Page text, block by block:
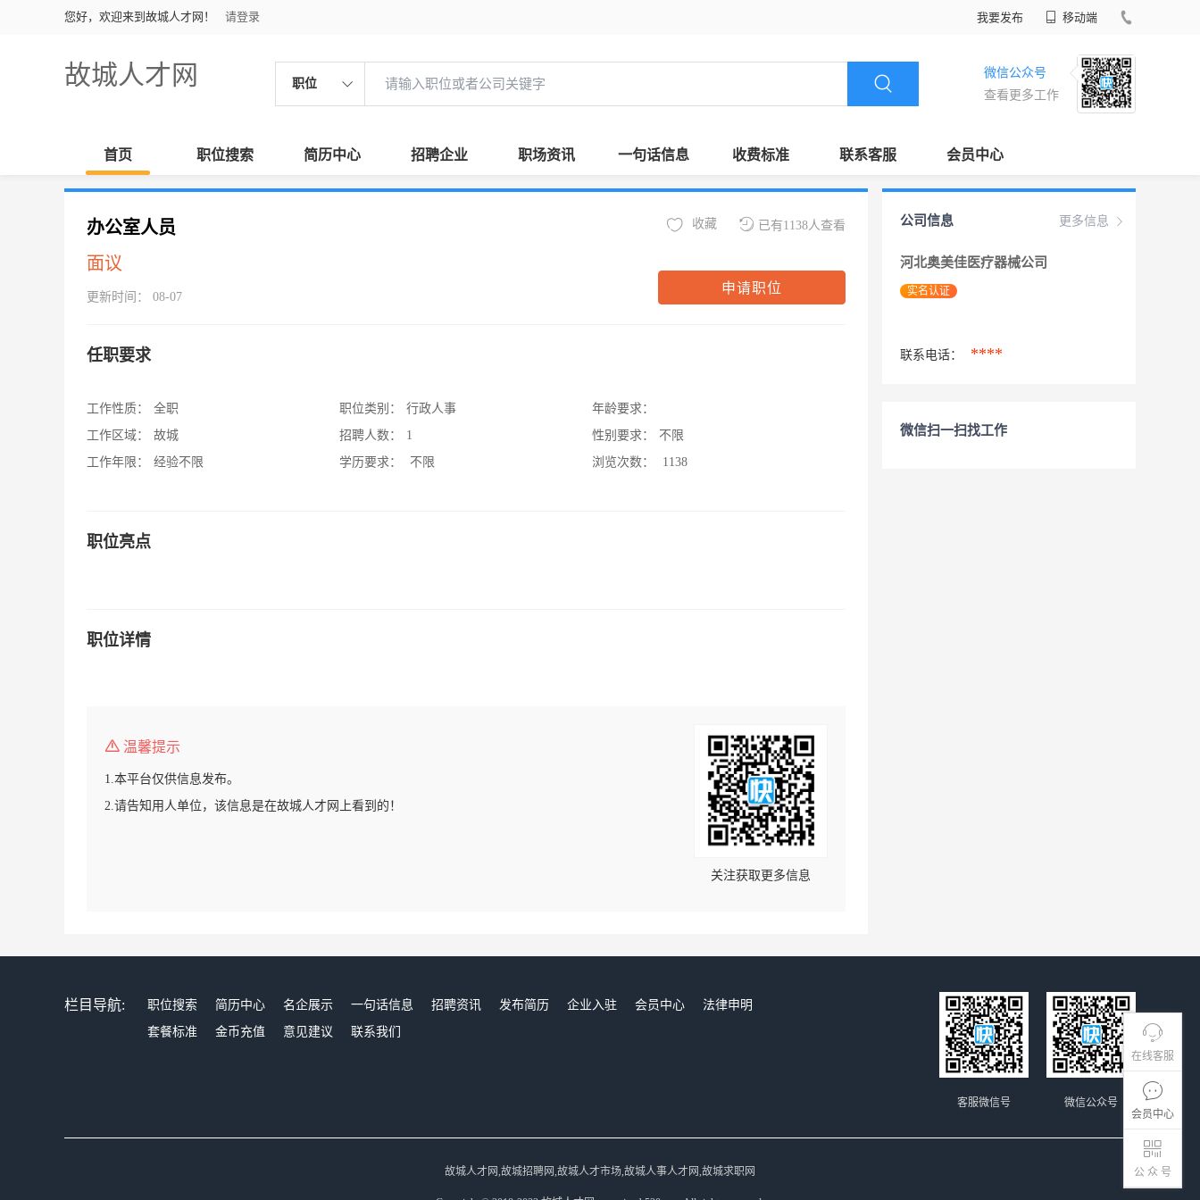
您好，欢迎来到故城人才网！ 请登录 我要发布 移动端
故城人才网 职位
微信公众号
查看更多工作
首页 职位搜索 简历中心 招聘企业 职场资讯 一句话信息 收费标准 联系客服 会员中心
在线客服
会员中心
公 众 号
办公室人员
面议
更新时间： 08-07
已有1138人查看
收藏
申请职位
任职要求
工作性质：
全职
工作区域：
故城
工作年限：
经验不限
职位类别：
行政人事
招聘人数：
1
学历要求：
不限
年龄要求：
性别要求：
不限
浏览次数：
1138
职位亮点
职位详情
温馨提示
1.本平台仅供信息发布。
2.请告知用人单位，该信息是在故城人才网上看到的！
关注获取更多信息
更多信息
公司信息
河北奥美佳医疗器械公司
实名认证
联系电话： ****
微信扫一扫找工作
栏目导航: 职位搜索 简历中心 名企展示 一句话信息 招聘资讯 发布简历 企业入驻 会员中心
法律申明
套餐标准
金币充值 意见建议 联系我们
微信公众号
客服微信号
故城人才网,故城招聘网,故城人才市场,故城人事人才网,故城求职网